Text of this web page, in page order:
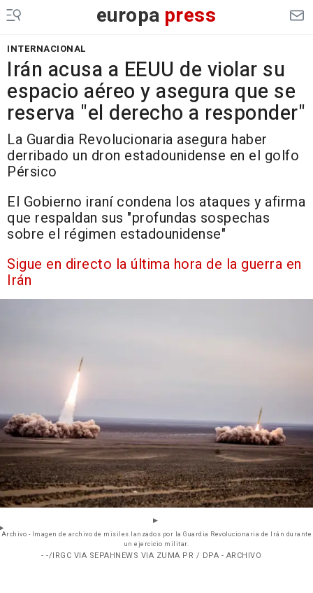
europa press
INTERNACIONAL
Irán acusa a EEUU de violar su
espacio aéreo y asegura que se
reserva "el derecho a responder"
La Guardia Revolucionaria asegura haber
derribado un dron estadounidense en el golfo
Pérsico
El Gobierno iraní condena los ataques y afirma
que respaldan sus "profundas sospechas
sobre el régimen estadounidense"
Sigue en directo la última hora de la guerra en
Irán
Archivo - Imagen de archivo de misiles lanzados por la Guardia Revolucionaria de Irán durante
un ejercicio militar.
- -/IRGC VIA SEPAHNEWS VIA ZUMA PR / DPA - ARCHIVO